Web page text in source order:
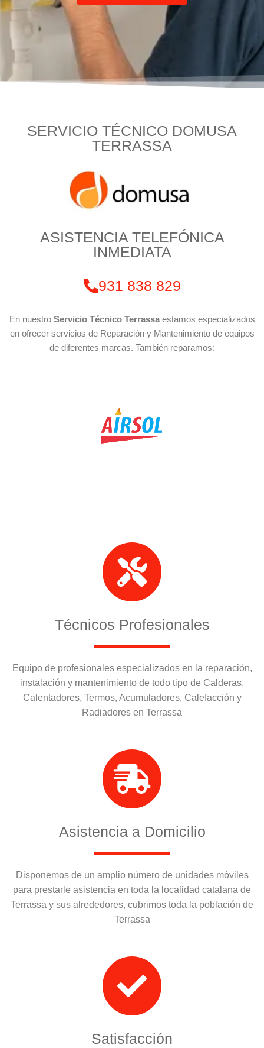
SERVICIO TÉCNICO DOMUSA
TERRASSA
ASISTENCIA TELEFÓNICA
INMEDIATA
931 838 829
En nuestro Servicio Técnico Terrassaestamos especializados
en ofrecer servicios de Reparación y Mantenimiento de equipos
de diferentes marcas. También reparamos:
Técnicos Profesionales
Equipo de profesionales especializados en la reparación,
instalación y mantenimiento de todo tipo de Calderas,
Calentadores, Termos, Acumuladores, Calefacción y
Radiadores en Terrassa
Asistencia a Domicilio
Disponemos de un amplio número de unidades móviles
para prestarle asistencia en toda la localidad catalana de
Terrassa y sus alrededores, cubrimos toda la población de
Terrassa
Satisfacción